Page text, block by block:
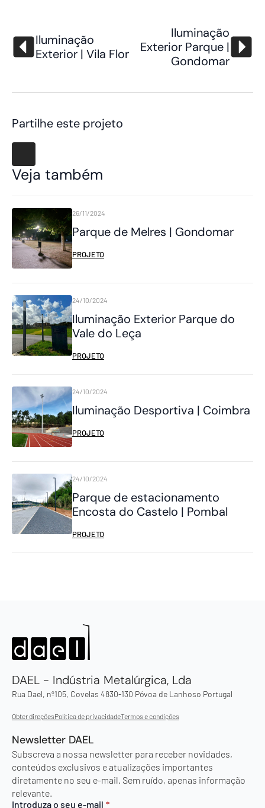
Iluminação
Exterior | Vila Flor
Iluminação
Exterior Parque |
Gondomar
Partilhe este projeto
Veja também
Parque de Melres | Gondomar
26/11/2024
PROJETO
Iluminação Exterior Parque do
Vale do Leça
24/10/2024
PROJETO
Iluminação Desportiva | Coimbra
24/10/2024
PROJETO
Parque de estacionamento
Encosta do Castelo | Pombal
24/10/2024
PROJETO
DAEL - Indústria Metalúrgica, Lda
Rua Dael, nº105, Covelas 4830-130 Póvoa de Lanhoso Portugal
Obter direçõesPolítica de privacidadeTermos e condições
Newsletter DAEL
Subscreva a nossa newsletter para receber novidades,
conteúdos exclusivos e atualizações importantes
diretamente no seu e-mail. Sem ruído, apenas informação
relevante.
Introduza o seu e-mail *